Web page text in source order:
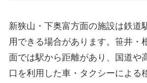
新狭山・下奥富方面の施設は鉄道
用できる場合があります。笹井・
面では駅から距離があり、国道や
口を利用した車・タクシーによる